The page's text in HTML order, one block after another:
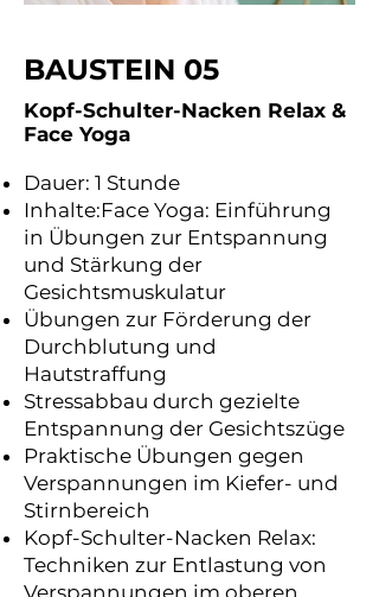
BAUSTEIN 05
Kopf-Schulter-Nacken Relax &
Face Yoga
Dauer: 1 Stunde
Inhalte:Face Yoga: Einführung
in Übungen zur Entspannung
und Stärkung der
Gesichtsmuskulatur
Übungen zur Förderung der
Durchblutung und
Hautstraffung
Stressabbau durch gezielte
Entspannung der Gesichtszüge
Praktische Übungen gegen
Verspannungen im Kiefer- und
Stirnbereich
Kopf-Schulter-Nacken Relax:
Techniken zur Entlastung von
Verspannungen im oberen